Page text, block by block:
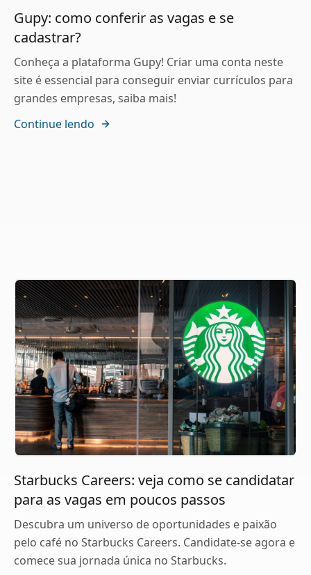
Gupy: como conferir as vagas e se
cadastrar?
Conheça a plataforma Gupy! Criar uma conta neste
site é essencial para conseguir enviar currículos para
grandes empresas, saiba mais!
Continue lendo
Starbucks Careers: veja como se candidatar
para as vagas em poucos passos
Descubra um universo de oportunidades e paixão
pelo café no Starbucks Careers. Candidate-se agora e
comece sua jornada única no Starbucks.